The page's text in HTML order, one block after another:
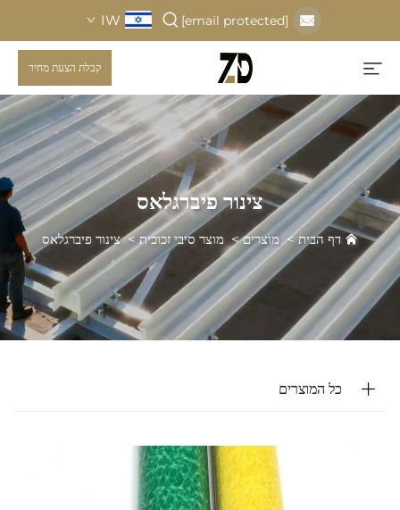
[email protected]
IW
קבלת הצעת מחיר
צינור פיברגלאס
דף הבית>מוצרים> מוצר סיבי זכוכית>צינור פיברגלאס
כל המוצרים